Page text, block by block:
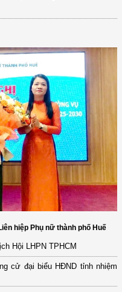
hiệp Phụ nữ thành phố Huế
Hội LHPN TPHCM
cử đại biểu HĐND tỉnh nhiệm